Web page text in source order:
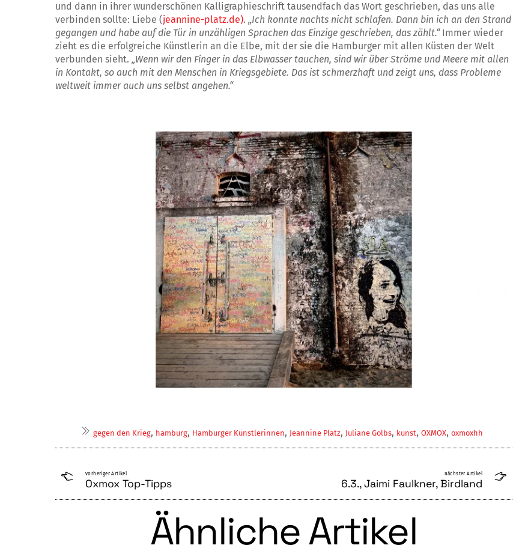
und dann in ihrer wunderschönen Kalligraphieschrift tausendfach das Wort geschrieben, das uns alle
verbinden sollte: Liebe (jeannine-platz.de). „Ich konnte nachts nicht schlafen. Dann bin ich an den Strand
gegangen und habe auf die Tür in unzähligen Sprachen das Einzige geschrieben, das zählt.“Immer wieder
zieht es die erfolgreiche Künstlerin an die Elbe, mit der sie die Hamburger mit allen Küsten der Welt
verbunden sieht. „Wenn wir den Finger in das Elbwasser tauchen, sind wir über Ströme und Meere mit allen
in Kontakt, so auch mit den Menschen in Kriegsgebiete. Das ist schmerzhaft und zeigt uns, dass Probleme
weltweit immer auch uns selbst angehen.“
gegen den Krieg, hamburg, Hamburger Künstlerinnen, Jeannine Platz, Juliane Golbs, kunst, OXMOX, oxmoxhh
vorheriger Artikel
Oxmox Top-Tipps
nächster Artikel
6.3., Jaimi Faulkner, Birdland
Ähnliche Artikel